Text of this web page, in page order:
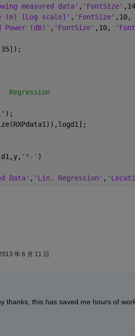
measured data' , 'FontSize'
(m) [Log scale]' , 'FontSize' ,10,
Power (dB)' , 'FontSize' ,10,
Regression
'*-' )
Data' , 'Lin. Regression' ,
年 6 月 11 日
thanks, this has saved me hours of